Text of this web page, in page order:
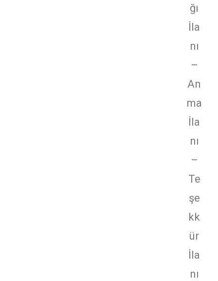
ğı
İla
nı
–
An
ma
İla
nı
–
Te
şe
kk
ür
İla
nı